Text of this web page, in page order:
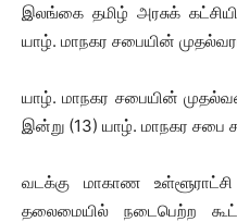
இலங்கை தமிழ் அரசுக்
யாழ். மாநகர சபையின்
யாழ். மாநகர சபையின்
இன்று (13) யாழ். மாநகர சபை
வடக்கு மாகாண
தலைமையில் நடைபெற்ற